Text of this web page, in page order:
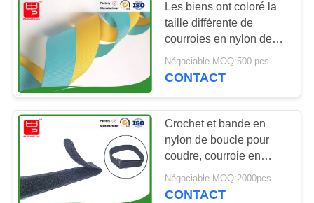
Courroies élastiques
de crochet et de
boucle
30
Les biens ont coloré la
taille différente de
courroies en nylon de
sangle, cerclage en
nylon de Web de
Négociable MOQ:500 pcs
CONTACT
Crochet et bande en
nylon de boucle pour
coudre, courroie en
nylon noire de sangle
avec la boucle
Négociable MOQ:2000pcs
CONTACT